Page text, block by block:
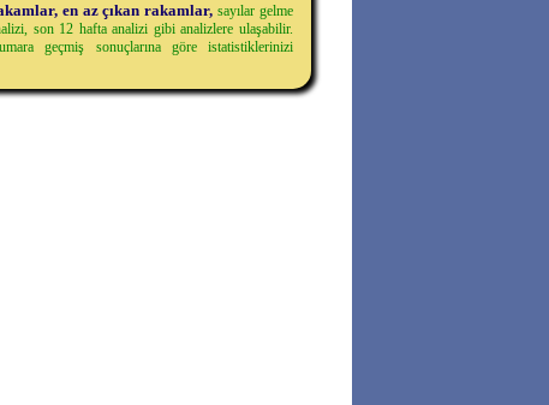
en az çıkan rakamlar, sayılar gelme
son 12 hafta analizi gibi analizlere ulaşabilir.
geçmiş sonuçlarına göre istatistiklerinizi